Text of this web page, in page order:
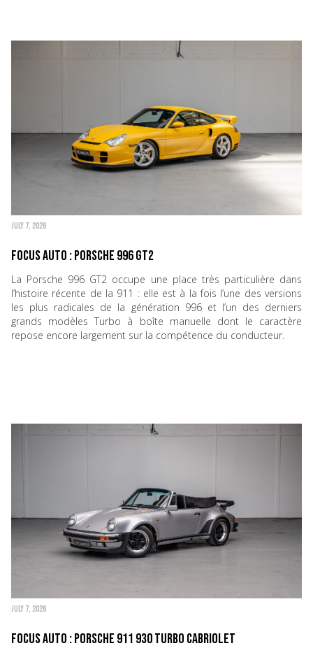
JULY 7, 2026
Focus Auto : Porsche 996 GT2
La Porsche 996 GT2 occupe une place très particulière dans
l’histoire récente de la 911 : elle est à la fois l’une des versions
les plus radicales de la génération 996 et l’un des derniers
grands modèles Turbo à boîte manuelle dont le caractère
repose encore largement sur la compétence du conducteur.
JULY 7, 2026
Focus Auto : Porsche 911 930 Turbo Cabriolet